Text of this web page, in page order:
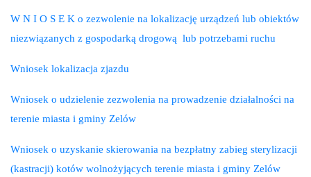
W N I O S E K o zezwolenie na lokalizację urządzeń lub obiektów
niezwiązanych z gospodarką drogową lub potrzebami ruchu
Wniosek lokalizacja zjazdu
Wniosek o udzielenie zezwolenia na prowadzenie działalności na
terenie miasta i gminy Zelów
Wniosek o uzyskanie skierowania na bezpłatny zabieg sterylizacji
(kastracji) kotów wolnożyjących terenie miasta i gminy Zelów